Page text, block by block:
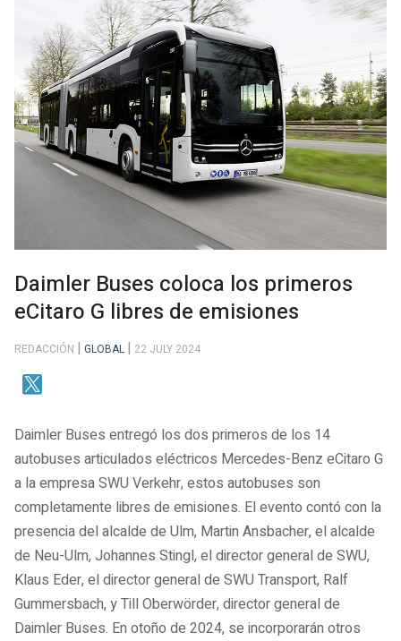
Daimler Buses coloca los primeros
eCitaro G libres de emisiones
REDACCIÓN GLOBAL 22 JULY 2024
Daimler Buses entregó los dos primeros de los 14
autobuses articulados eléctricos Mercedes-Benz eCitaro G
a la empresa SWU Verkehr, estos autobuses son
completamente libres de emisiones. El evento contó con la
presencia del alcalde de Ulm, Martin Ansbacher, el alcalde
de Neu-Ulm, Johannes Stingl, el director general de SWU,
Klaus Eder, el director general de SWU Transport, Ralf
Gummersbach, y Till Oberwörder, director general de
Daimler Buses. En otoño de 2024, se incorporarán otros